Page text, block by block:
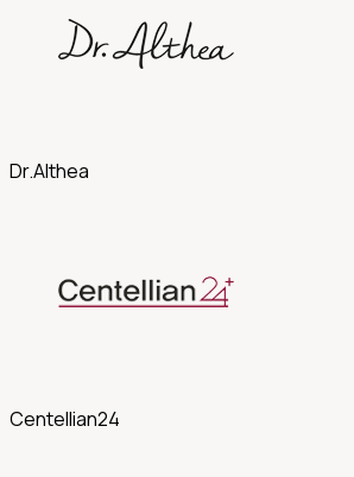
Dr.Althea
Centellian24